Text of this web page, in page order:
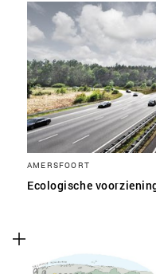
AMERSFOORT
Ecologische